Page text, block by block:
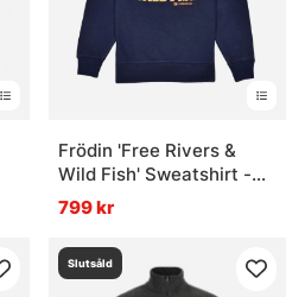
Frödin 'Free Rivers &
Wild Fish' Sweatshirt -
Navyv Blue
799 kr
Slutsåld